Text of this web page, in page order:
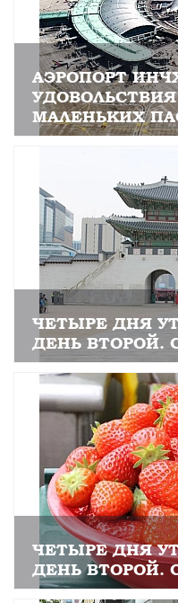
АЭРОПОРТ
МАЛЕНЬКИХ
ЧЕТЫРЕ ДНЯ
ДЕНЬ ВТОРОЙ.
ЧЕТЫРЕ ДНЯ
ДЕНЬ ВТОРОЙ.